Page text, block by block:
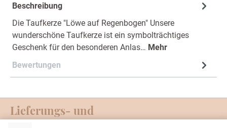
Beschreibung
Die Taufkerze "Löwe auf Regenbogen" Unsere
wunderschöne Taufkerze ist ein symbolträchtiges
Geschenk für den besonderen Anlas… Mehr
Bewertungen
Lieferungs- und